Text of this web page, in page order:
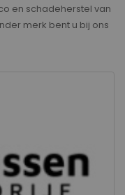
en schadeherstel van
merk bent u bij ons